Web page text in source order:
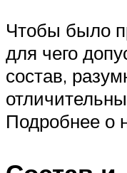
Чтобы было
для чего
состав,
Подробнее о